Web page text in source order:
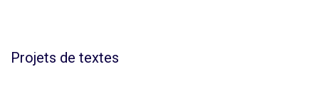
Projets de textes